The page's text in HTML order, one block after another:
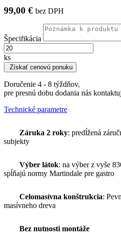
99,00 € bez DPH
Špecifikácia
ks
Získať cenovú ponuku
Doručenie 4 - 8 týždňov,
pre presnú dobu dodania nás
Technické parametre
Záruka 2 roky: predĺžená
subjekty
Výber látok: na výber z vyše
spĺňajú normy Martindale pre gastro
Celomasívna konštrukcia:
masívneho dreva
Bez nutnosti montáže